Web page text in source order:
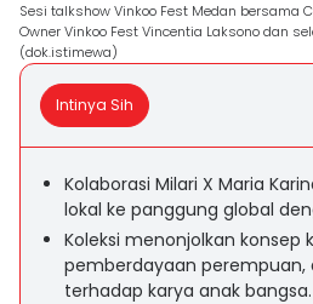
Sesi talkshow Vinkoo Fest Medan bersama
Owner Vinkoo Fest Vincentia Laksono dan
(dok.istimewa)
Intinya Sih
Kolaborasi Milari X Maria
lokal ke panggung global
Koleksi menonjolkan konsep
pemberdayaan perempuan,
terhadap karya anak bangsa.